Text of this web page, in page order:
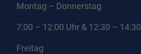
Montag – Donnerstag
7:00 – 12:00 Uhr & 12:30 –
Freitag